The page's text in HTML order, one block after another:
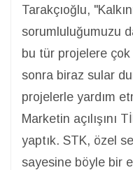
Tarakçıoğlu,
sorumluluğumuzu
bu tür projelere
sonra biraz sular
projelerle yardım
Marketin açılışını
yaptık. STK, özel
sayesine böyle bir